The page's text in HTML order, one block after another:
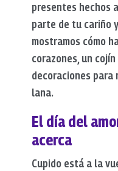
presentes hechos
parte de tu cariño
mostramos cómo
corazones, un
decoraciones para
lana.
El día del
acerca
Cupido está a la